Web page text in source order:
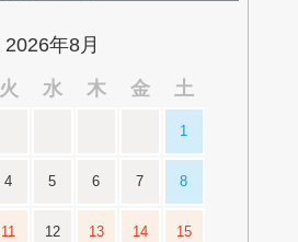
2026年8月
火 水 木 金 土
1
4 5 6 7 8
11 12 13 14 15